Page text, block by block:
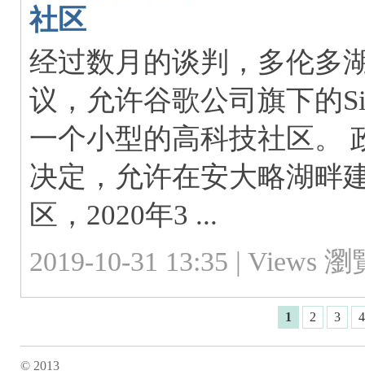
社区
经过数月的谈判，多伦多
议，允许谷歌公司旗下的
一个小型的高科技社区。
决定，允许在安大略湖畔
区，2020年3 ...
2019-10-31 13:35 | Views 瀏
1 2 3 4
© 2013